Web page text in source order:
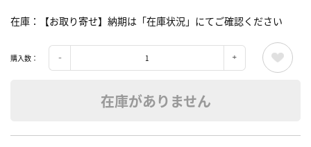
在庫 【お取り寄せ】納期は「在庫状況」にてご確認ください
購入数：
在庫がありません